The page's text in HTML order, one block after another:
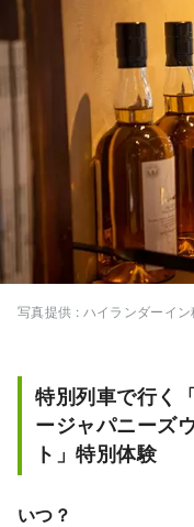
写真提供 : ハイランダーイン
特別列⾞で⾏く
ージャパニーズ
ト」特別体験
いつ？